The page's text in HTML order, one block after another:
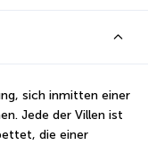
sich inmitten einer
Jede der Villen ist
die einer